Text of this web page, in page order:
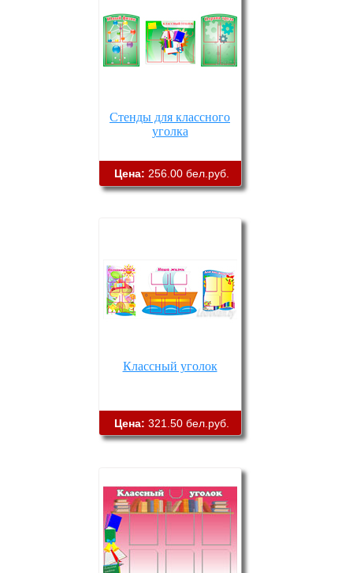
Стенды для классного
уголка
Цена: 256.00 бел.руб.
Классный уголок
Цена: 321.50 бел.руб.